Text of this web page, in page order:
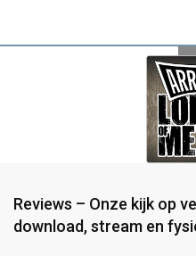
Reviews – Onze kijk op
download, stream en